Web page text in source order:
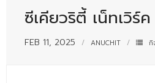
- - วิทยาศาสตร์การแพทย์
- - ความมั่นคงปลอดภัยไซเบอร์
ซีเคียวริตี้ เน็ทเวิร์
FEB 11, 2025 ANUCHIT กิ